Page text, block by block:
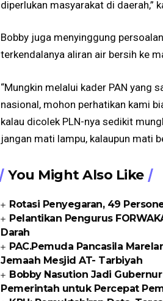
diperlukan masyarakat di daerah,”
Bobby juga menyinggung
terkendalanya aliran air bersih ke
“Mungkin melalui kader PAN yang
nasional, mohon perhatikan kami
kalau dicolek PLN-nya sedikit
jangan mati lampu, kalaupun mati
You Might Also Like
Rotasi Penyegaran, 49
Pelantikan Pengurus
Darah
PAC.Pemuda Pancasila
Jemaah Mesjid AT- Tarbiyah
Bobby Nasution Jadi
Pemerintah untuk Percepat